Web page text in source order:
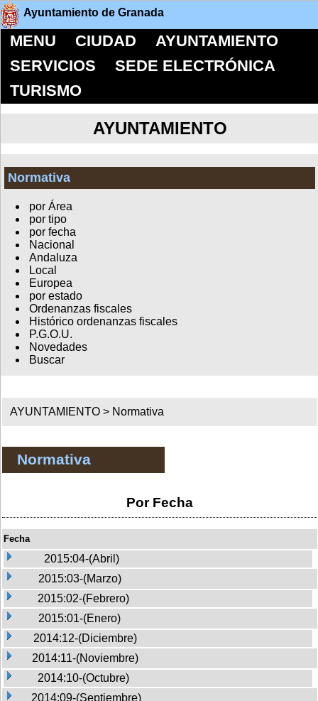
Ayuntamiento de Granada
MENU CIUDAD
AYUNTAMIENTO
SERVICIOS
SEDE ELECTRÓNICA
TURISMO
AYUNTAMIENTO
Normativa
por Área
por tipo
por fecha
Nacional
Andaluza
Local
Europea
por estado
Ordenanzas fiscales
Histórico ordenanzas fiscales
P.G.O.U.
Novedades
Buscar
AYUNTAMIENTO > Normativa
Normativa
Por Fecha
Fecha
2015:04-(Abril)
2015:03-(Marzo)
2015:02-(Febrero)
2015:01-(Enero)
2014:12-(Diciembre)
2014:11-(Noviembre)
2014:10-(Octubre)
2014:09-(Septiembre)